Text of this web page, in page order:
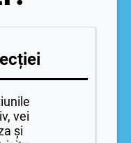
vei
și